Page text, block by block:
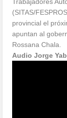
Trabajadores
(SITAS/
provincial el
apuntan al
Rossana Chala.
Audio Jorge